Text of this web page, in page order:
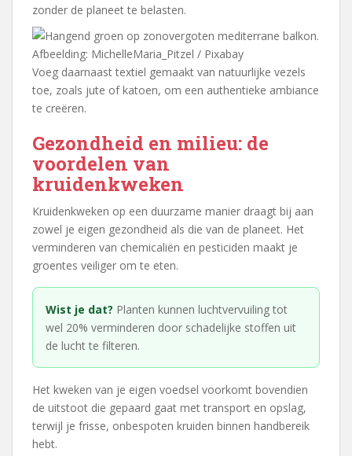
zonder de planeet te belasten.
Afbeelding: MichelleMaria_Pitzel / Pixabay
Voeg daarnaast textiel gemaakt van natuurlijke vezels
toe, zoals jute of katoen, om een authentieke ambiance
te creëren.
Gezondheid en milieu: de
voordelen van
kruidenkweken
Kruidenkweken op een duurzame manier draagt bij aan
zowel je eigen gezondheid als die van de planeet. Het
verminderen van chemicaliën en pesticiden maakt je
groentes veiliger om te eten.
Wist je dat? Planten kunnen luchtvervuiling tot
wel 20% verminderen door schadelijke stoffen uit
de lucht te filteren.
Het kweken van je eigen voedsel voorkomt bovendien
de uitstoot die gepaard gaat met transport en opslag,
terwijl je frisse, onbespoten kruiden binnen handbereik
hebt.